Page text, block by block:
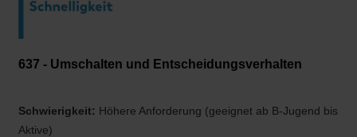
637 - Umschalten und Entscheidungsverhalten
Schwierigkeit: Höhere Anforderung (geeignet ab B-Jugend bis
Aktive)